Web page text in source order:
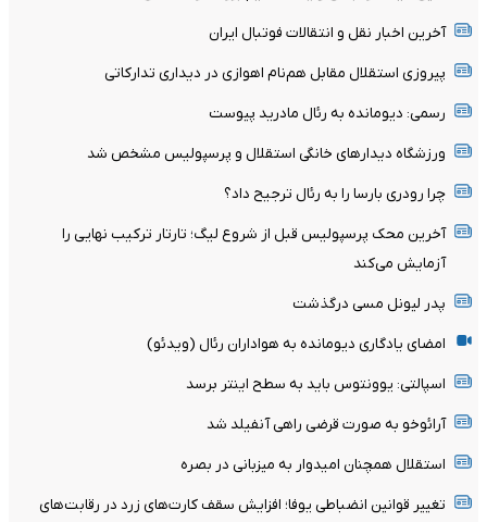
آخرین اخبار نقل و انتقالات فوتبال ایران
پیروزی استقلال مقابل هم‌نام اهوازی در دیداری تدارکاتی
رسمی: دیومانده به رئال مادرید پیوست
ورزشگاه دیدارهای خانگی استقلال و پرسپولیس مشخص شد
چرا رودری بارسا را به رئال ترجیح داد؟
آخرین محک پرسپولیس قبل از شروع لیگ؛ تارتار ترکیب نهایی را
آزمایش می‌کند
پدر لیونل مسی درگذشت
امضای یادگاری دیومانده به هواداران رئال (ویدئو)
اسپالتی: یوونتوس باید به سطح اینتر برسد
آرائوخو به صورت قرضی راهی آنفیلد شد
استقلال همچنان امیدوار به میزبانی در بصره
تغییر قوانین انضباطی یوفا؛ افزایش سقف کارت‌های زرد در رقابت‌های